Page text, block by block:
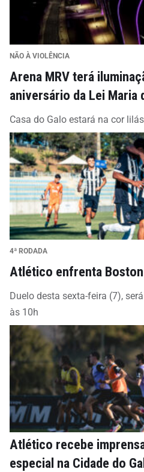
NÃO À VIOLÊNCIA
Arena MRV terá
aniversário da Lei Maria
Casa do Galo estará na cor
4ª RODADA
Atlético enfrenta
Duelo desta sexta-feira (7),
às 10h
Atlético recebe
especial na Cidade do